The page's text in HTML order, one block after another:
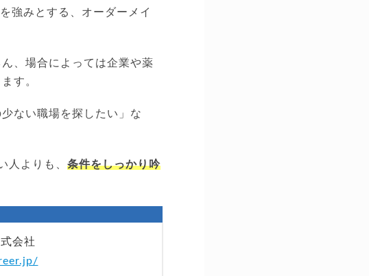
強みとする、オーダーメイ
、場合によっては企業や薬
す。
ない職場を探したい」な
人よりも、条件をしっかり吟
会社